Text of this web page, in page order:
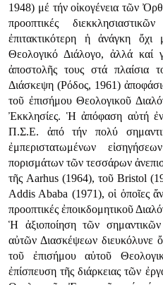
1948) μέ τήν οἰκογένεια τῶν
προοπτικές
ἐπιτακτικότερη ἡ ἀνάγκη ὄχι
Θεολογικό Διάλογο, ἀλλά καί
ἀποστολῆς τους στά
Διάσκεψη (Ρόδος, 1961)
τοῦ ἐπισήμου Θεολογικοῦ
Ἐκκλησίες. Ἡ ἀπόφαση αὐτή
Π.Σ.Ε. ἀπό τήν πολύ
ἐμπεριστατωμένων
πορισμάτων τῶν τεσσάρων
τῆς Aarhus (1964), τοῦ Bristol
Addis Ababa (1971), οἱ ὁποῖες
προοπτικές ἐποικδομητικοῦ
Ἡ ἀξιοποίηση τῶν
αὐτῶν Διασκέψεων διευκόλυνε
τοῦ ἐπισήμου αὐτοῦ
ἐπίσπευση τῆς διάρκειας τῶν